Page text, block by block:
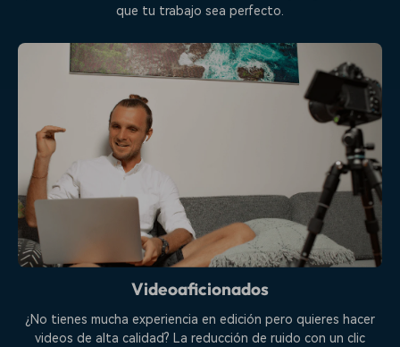
que tu trabajo sea perfecto.
Videoaficionados
¿No tienes mucha experiencia en edición pero quieres hacer
videos de alta calidad? La reducción de ruido con un clic